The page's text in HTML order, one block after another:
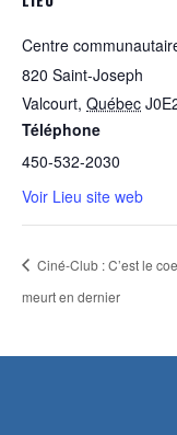
Centre
820 Saint-Joseph
Valcourt, Québec
Téléphone
450-532-2030
Voir Lieu site web
Ciné-Club : C’est le
meurt en dernier